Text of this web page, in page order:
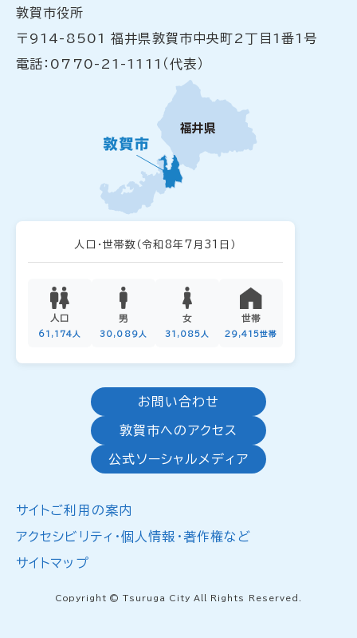
敦賀市役所
〒914-8501 福井県敦賀市中央町2丁目1番1号
電話：0770-21-1111（代表）
人口・世帯数 （令和8年7月31日）
人口
61,174人
男
30,089人
女
31,085人
世帯
29,415世帯
お問い合わせ
敦賀市へのアクセス
公式ソーシャルメディア
サイトご利用の案内
アクセシビリティ・個人情報・著作権など
サイトマップ
Copyright © Tsuruga City All Rights Reserved.